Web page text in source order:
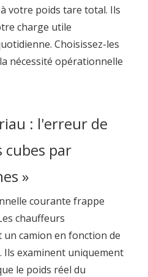
votre poids tare total. Ils
charge utile
Choisissez-les
nécessité opérationnelle
: l'erreur de
cubes par
»
courante frappe
chauffeurs
camion en fonction de
Ils examinent uniquement
le poids réel du